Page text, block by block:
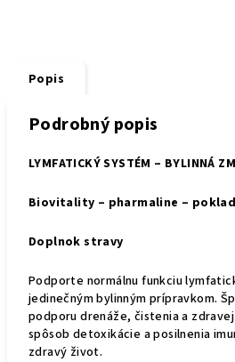
Popis
Podrobný popis
LYMFATICKÝ SYSTÉM – BYLINNÁ
Biovitality – pharmaline –
Doplnok stravy
Podporte normálnu funkciu
jedinečným bylinným prípravkom.
podporu drenáže, čistenia a
spôsob detoxikácie a posilnenia
zdravý život.